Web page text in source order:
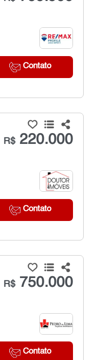
Contato
R$220.000
Contato
R$750.000
Contato